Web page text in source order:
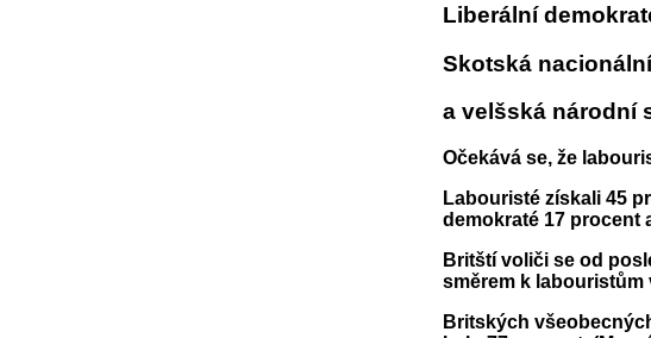
Liberální
Skotská
a velšská národní
Očekává se, že
Labouristé získali 45
demokraté 17 procent
Britští voliči se od
směrem k labouristům
Britských